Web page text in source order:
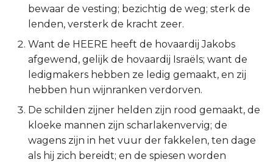
Johannes
Handelingen
Romeinen
1 Korinthe
2 Korinthe
bewaar de vesting; bezichtig de weg; sterk de
lenden, versterk de kracht zeer.
Want de HEERE heeft de hovaardij Jakobs
afgewend, gelijk de hovaardij Israëls; want de
ledigmakers hebben ze ledig gemaakt, en zij
hebben hun wijnranken verdorven.
De schilden zijner helden zijn rood gemaakt, de
kloeke mannen zijn scharlakenvervig; de
wagens zijn in het vuur der fakkelen, ten dage
als hij zich bereidt; en de spiesen worden